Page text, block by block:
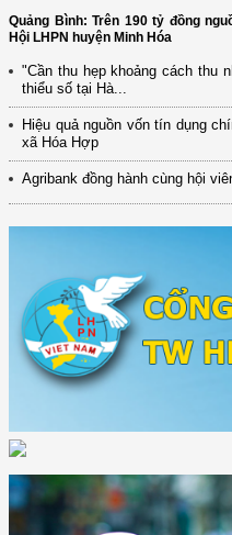
Quảng Bình: Trên 190 tỷ đồng
Hội LHPN huyện Minh Hóa
"Cần thu hẹp khoảng cách thu
thiểu số tại Hà...
Hiệu quả nguồn vốn tín dụng
xã Hóa Hợp
Agribank đồng hành cùng hội